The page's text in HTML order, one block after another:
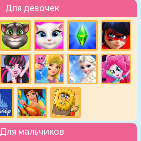
Для девочек
Для мальчиков